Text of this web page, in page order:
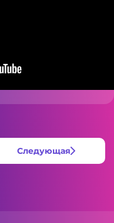
Следующая